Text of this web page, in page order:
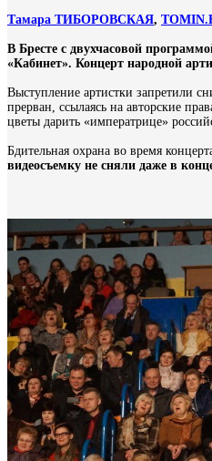
Тамара ТИБОРОВСКАЯ,
В Бресте с двухчасовой
«Кабинет». Концерт народной
Выступление артистки запретили
прерван, ссылаясь на авторские
цветы дарить «императрице»
Бдительная охрана во время
видеосъемку не сняли даже в